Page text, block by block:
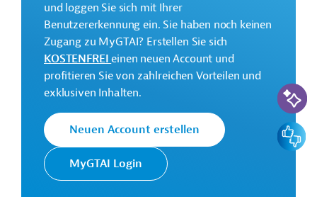
Gesamtkosten:
284 Millionen Euro (voraussichtlich)
Geberbeitrag:
90 Millionen Euro (voraussichtlich; Darlehen)
Kontaktadressen
und loggen Sie sich mit Ihrer
Benutzererkennung ein. Sie haben noch keinen
Zugang zu MyGTAI? Erstellen Sie sich
KOSTENFREIeinen neuen Account und
profitieren Sie von zahlreichen Vorteilen und
exklusiven Inhalten.
Neuen Account erstellen
MyGTAI Login
KI-